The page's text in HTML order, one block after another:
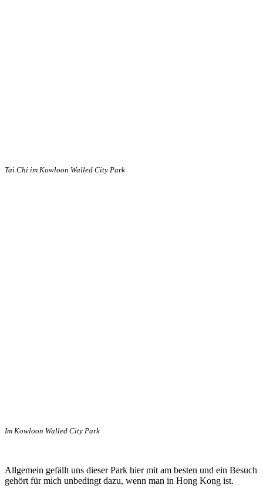
Tai Chi im Kowloon Walled City Park
Im Kowloon Walled City Park
Allgemein gefällt uns dieser Park hier mit am besten und ein Besuch
gehört für mich unbedingt dazu, wenn man in Hong Kong ist.